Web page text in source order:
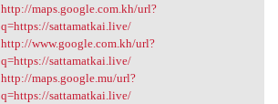
http://maps.google.com.kh/url?
q=https://sattamatkai.live/
http://www.google.com.kh/url?
q=https://sattamatkai.live/
http://maps.google.mu/url?
q=https://sattamatkai.live/